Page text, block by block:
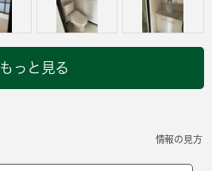
もっと見る
情報の見方